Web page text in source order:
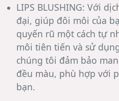
LIPS BLUSHING: Với
đại, giúp đôi môi của
quyến rũ một cách tự
môi tiên tiến và sử
chúng tôi đảm bảo
đều màu, phù hợp với
bạn.